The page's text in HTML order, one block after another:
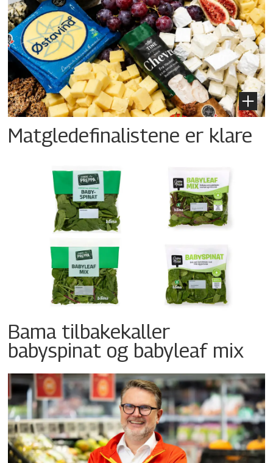
Matgledefinalistene er klare
Bama tilbakekaller
babyspinat og babyleaf mix